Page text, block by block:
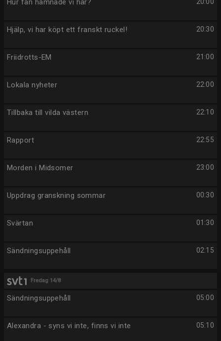
Hur fan hamnade vi här?
20:30
Hjälp, vi har köpt ett franskt ruckel!
21:00
Friidrotts-EM
22:00
Lokala nyheter
22:10
Tillbaka till vilda västern
22:55
Rapport
23:00
Morden i Midsomer
00:30
Uppdrag granskning sommar
01:30
Svärtan
02:15
Sändningsuppehåll
Fredag 14/8
05:00
Sändningsuppehåll
05:10
Alexandra - syns vi inte, finns vi inte